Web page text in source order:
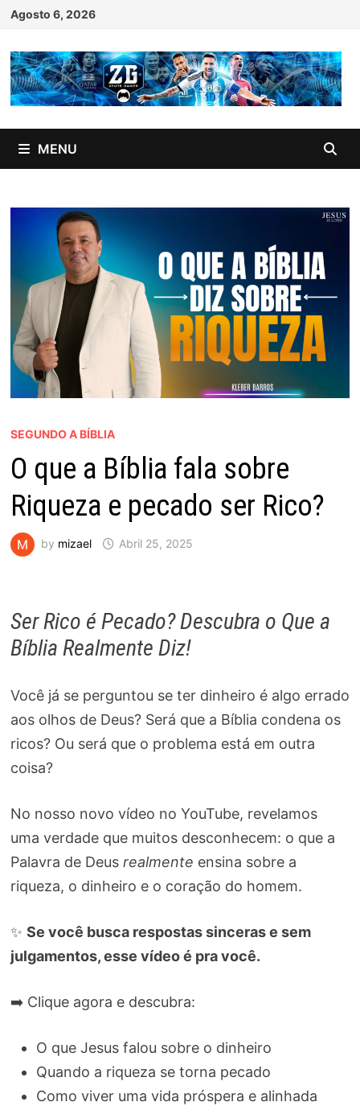
Skip
content
Agosto 6, 2026
MENU
SEGUNDO A BÍBLIA
O que a Bíblia fala sobre
Riqueza e pecado ser Rico?
by mizael Abril 25, 2025
Ser Rico é Pecado? Descubra o Que a
Bíblia Realmente Diz!
Você já se perguntou se ter dinheiro é algo errado
aos olhos de Deus? Será que a Bíblia condena os
ricos? Ou será que o problema está em outra
coisa?
No nosso novo vídeo no YouTube, revelamos
uma verdade que muitos desconhecem: o que a
Palavra de Deus realmente ensina sobre a
riqueza, o dinheiro e o coração do homem.
✨ Se você busca respostas sinceras e sem
julgamentos, esse vídeo é pra você.
➡️ Clique agora e descubra:
O que Jesus falou sobre o dinheiro
Quando a riqueza se torna pecado
Como viver uma vida próspera e alinhada